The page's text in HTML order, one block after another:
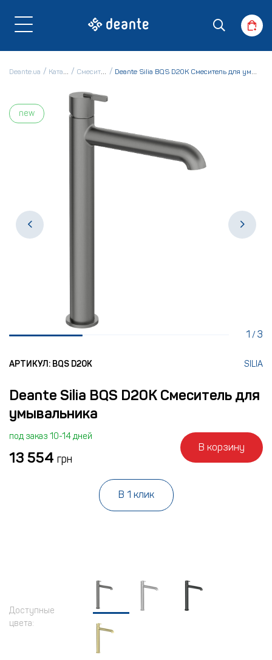
Deante.ua Каталог Смесители Deante Silia BQS D20K Смеситель для умывальника
new
1 /3
АРТИКУЛ: BQS D20K SILIA
Deante Silia BQS D20K Смеситель для
умывальника
под заказ 10-14 дней
13 554 грн
В корзину
В 1 клик
Доступные
цвета: